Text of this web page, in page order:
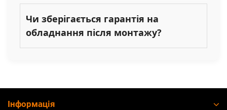
Чи зберігається гарантія на
обладнання після монтажу?
Інформація